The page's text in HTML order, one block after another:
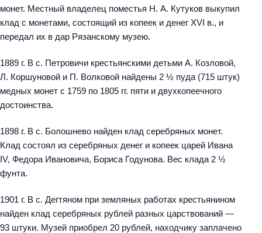
монет. Местный владелец поместья Н. А. Кутуков выкупил
клад с монетами, состоящий из копеек и денег XVI в., и
передал их в дар Рязанскому музею.
1889 г. В с. Петровичи крестьянскими детьми А. Козловой,
Л. Коршуновой и П. Волковой найдены 2 ½ пуда (715 штук)
медных монет с 1759 по 1805 гг. пяти и двухкопеечного
достоинства.
1898 г. В с. Болошнево найден клад серебряных монет.
Клад состоял из серебряных денег и копеек царей Ивана
IV, Федора Ивановича, Бориса Годунова. Вес клада 2 ½
фунта.
1901 г. В с. Дегтяном при земляных работах крестьянином
найден клад серебряных рублей разных царствований —
93 штуки. Музей приобрел 20 рублей, находчику заплачено